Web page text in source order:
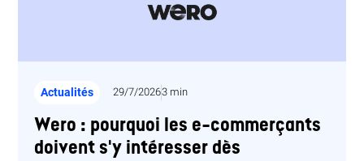
Actualités 29/7/20263 min
Wero : pourquoi les e-commerçants
doivent s'y intéresser dès